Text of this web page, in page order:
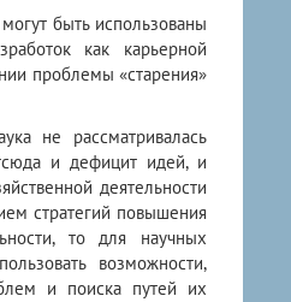
быть использованы
как карьерной
проблемы «старения»
не рассматривалась
и дефицит идей, и
деятельности
стратегий повышения
то для научных
возможности,
и поиска путей их